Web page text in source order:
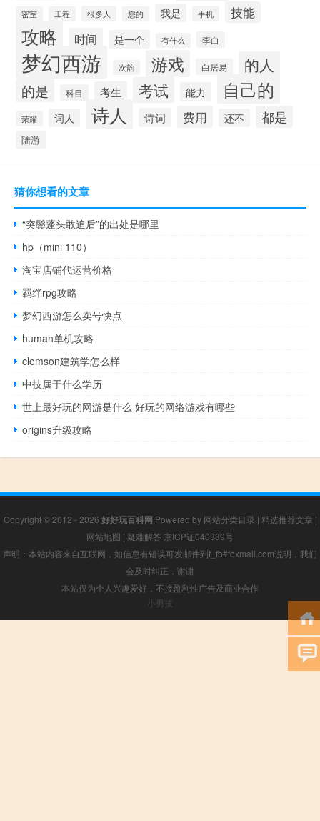
密室 工程 很多人 您的 我是 手机 技能
攻略 时间 是一个 有什么 李白
梦幻西游 次韵 游戏 白居易 的人
的是 科目 考生 考试 能力 自己的
荣耀 词人 诗人 诗词 费用 还不 都是
陆游
猜你想看的文章
“突鬓蓬头敢追后”的出处是哪里
hp（mini 110）
淘宝店铺代运营价格
羁绊rpg攻略
梦幻西游怎么卖号快点
human单机攻略
clemson建筑学怎么样
中技属于什么学历
世上最好玩的网游是什么 好玩的网络游戏有哪些
origins升级攻略
Copyright © 2012 - 2026 好好玩百科网 Powered by 网站分类目录 | 精选推荐文章 |
网站地图 | 疑难解答 京ICP证040389号
声明：本站内容来自互联网，如信息有错误可发邮件到f_fb#foxmail.com说明，我们
会及时纠正，谢谢
本站仅为个人兴趣爱好，不接盈利性广告及商业合作
小男孩